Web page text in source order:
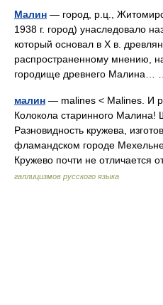
Малин — город, р.ц.,
1938 г. город) унаследовало
который основал в X в.
распространенному мнению,
городище древнего
малин — malines < Malines. И
Колокола старинного Малина!
Разновидность кружева,
фламандском городе
Кружево почти не
галлицизмов русского языка